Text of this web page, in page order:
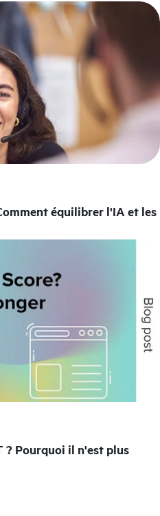
? Pourquoi il n'est plus
équilibrer l'IA et les